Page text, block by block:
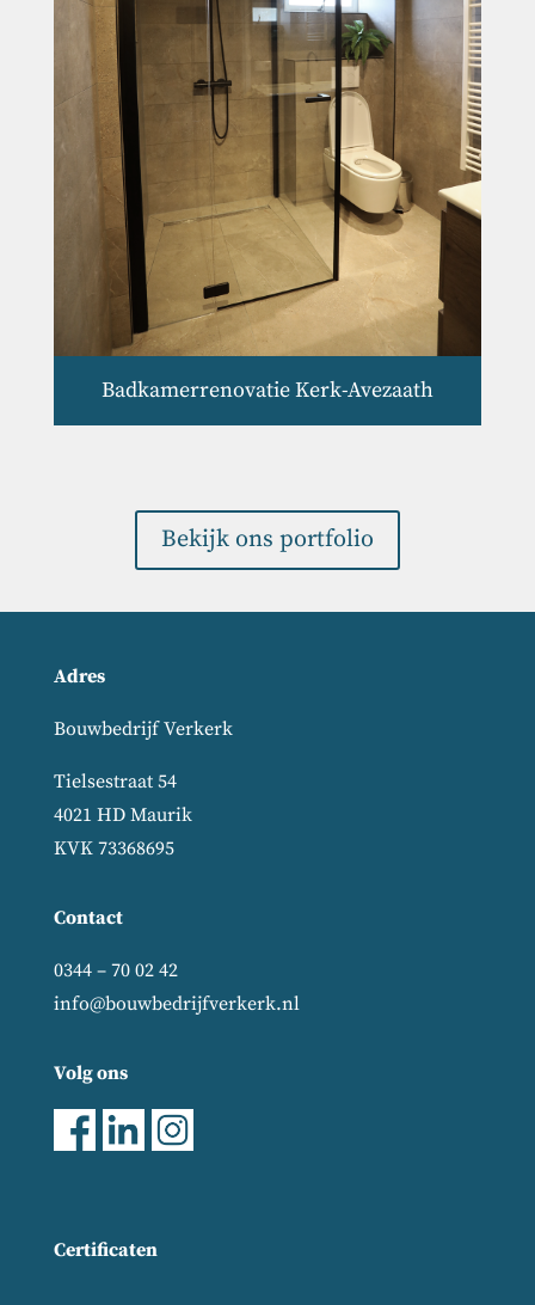
Badkamerrenovatie Kerk-Avezaath
Bekijk ons portfolio
Adres
Bouwbedrijf Verkerk
Tielsestraat 54
4021 HD Maurik
KVK 73368695
Contact
0344 – 70 02 42
info@bouwbedrijfverkerk.nl
Volg ons
Certificaten